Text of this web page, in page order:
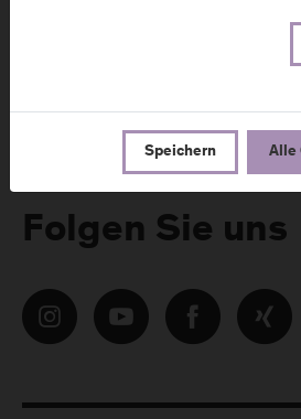
Folgen Sie uns
Speichern Alle